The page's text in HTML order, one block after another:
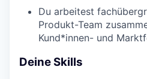
Du arbeitest
Produkt-Team
Kund*innen- und
Deine Skills